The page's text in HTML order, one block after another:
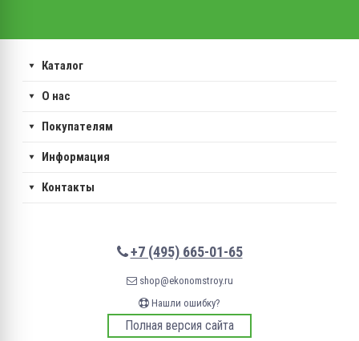
Каталог
О нас
Покупателям
Информация
Контакты
+7 (495) 665-01-65
shop@ekonomstroy.ru
Нашли ошибку?
Полная версия сайта